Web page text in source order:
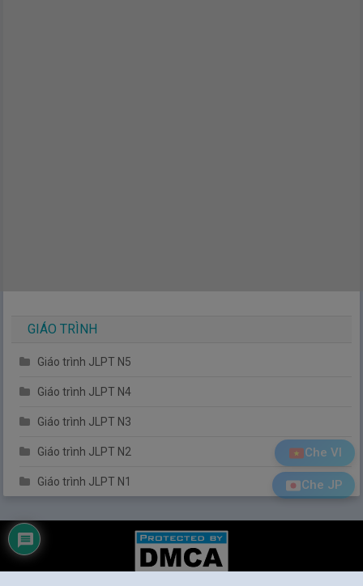
Che JP
Che VI
GIÁO TRÌNH
Giáo trình JLPT N5
Giáo trình JLPT N4
Giáo trình JLPT N3
Giáo trình JLPT N2
Giáo trình JLPT N1